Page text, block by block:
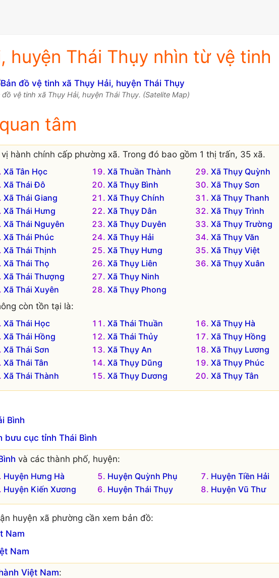
huyện Thái Thụy nhìn từ vệ tinh
đồ vệ tinh xã Thụy Hải, huyện Thái Thụy. (Satelite Map)
tâm
hành chính cấp phường xã. Trong đó bao gồm 1 thị trấn, 35 xã.
Xã Tân Học
Xã Thái Đô
Xã Thái Giang
Xã Thái Hưng
Xã Thái Nguyên
Xã Thái Phúc
Xã Thái Thịnh
Xã Thái Thọ
Xã Thái Thượng
Xã Thái Xuyên
Xã Thuần Thành
Xã Thụy Bình
Xã Thụy Chính
Xã Thụy Dân
Xã Thụy Duyên
Xã Thụy Hải
Xã Thụy Hưng
Xã Thụy Liên
Xã Thụy Ninh
Xã Thụy Phong
Xã Thụy Quỳnh
Xã Thụy Sơn
Xã Thụy Thanh
Xã Thụy Trình
Xã Thụy Trường
Xã Thụy Văn
Xã Thụy Việt
Xã Thụy Xuân
còn tồn tại là:
Xã Thái Học
Xã Thái Hồng
Xã Thái Sơn
Xã Thái Tân
Xã Thái Thành
Xã Thái Thuần
Xã Thái Thủy
Xã Thụy An
Xã Thụy Dũng
Xã Thụy Dương
Xã Thụy Hà
Xã Thụy Hồng
Xã Thụy Lương
Xã Thụy Phúc
Xã Thụy Tân
Bình
bưu cục tỉnh Thái Bình
và các thành phố, huyện:
Huyện Hưng Hà
Huyện Kiến Xương
Huyện Quỳnh Phụ
Huyện Thái Thụy
Huyện Tiền Hải
Huyện Vũ Thư
huyện xã phường cần xem bản đồ:
Nam
Nam
Việt Nam: